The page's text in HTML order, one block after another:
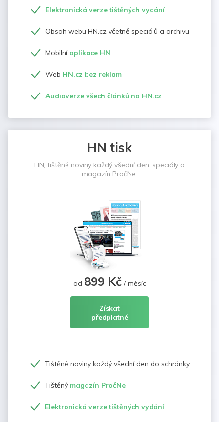
Elektronická verze tištěných vydání
Obsah webu HN.cz včetně speciálů a archivu
Mobilní aplikace HN
Web HN.cz bez reklam
Audioverze všech článků na HN.cz
HN tisk
HN, tištěné noviny každý všední den, speciály a
magazín PročNe.
od 899 Kč/ měsíc
Získat
předplatné
Tištěné noviny každý všední den do schránky
Tištěný magazín PročNe
Elektronická verze tištěných vydání